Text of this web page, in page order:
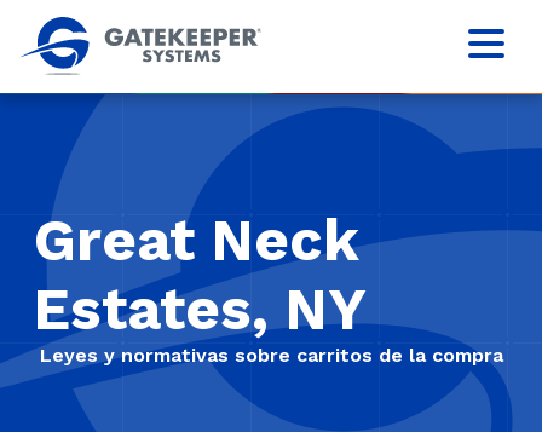
Great Neck
Estates, NY
Leyes y normativas sobre carritos de la compra